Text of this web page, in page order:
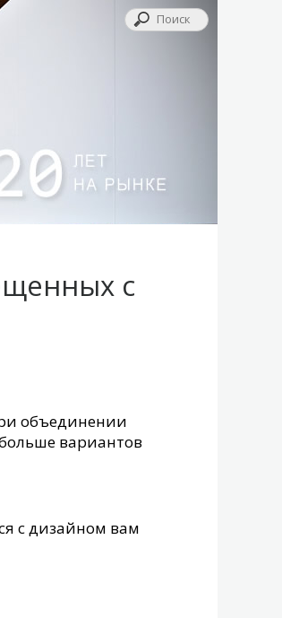
с
объединении
вариантов
с дизайном вам